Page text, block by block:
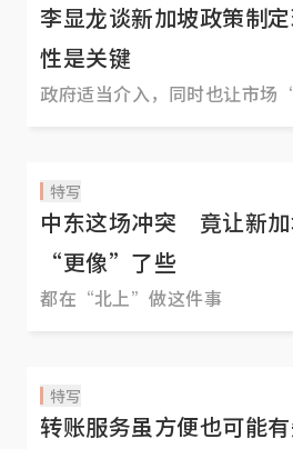
李显龙谈新加坡政策制
性是关键
政府适当介入，同时也让市场
特写
中东这场冲突 竟让新
“更像”了些
都在“北上”做这件事
特写
转账服务虽方便也可